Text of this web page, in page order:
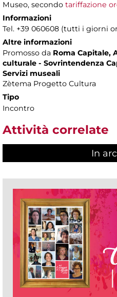
Museo, secondo tariffazione
Informazioni
Tel. +39 060608 (tutti i giorni
Altre informazioni
Promosso da Roma Capitale,
culturale - Sovrintendenza
Servizi museali
Zètema Progetto Cultura
Tipo
Incontro
Attività correlate
In